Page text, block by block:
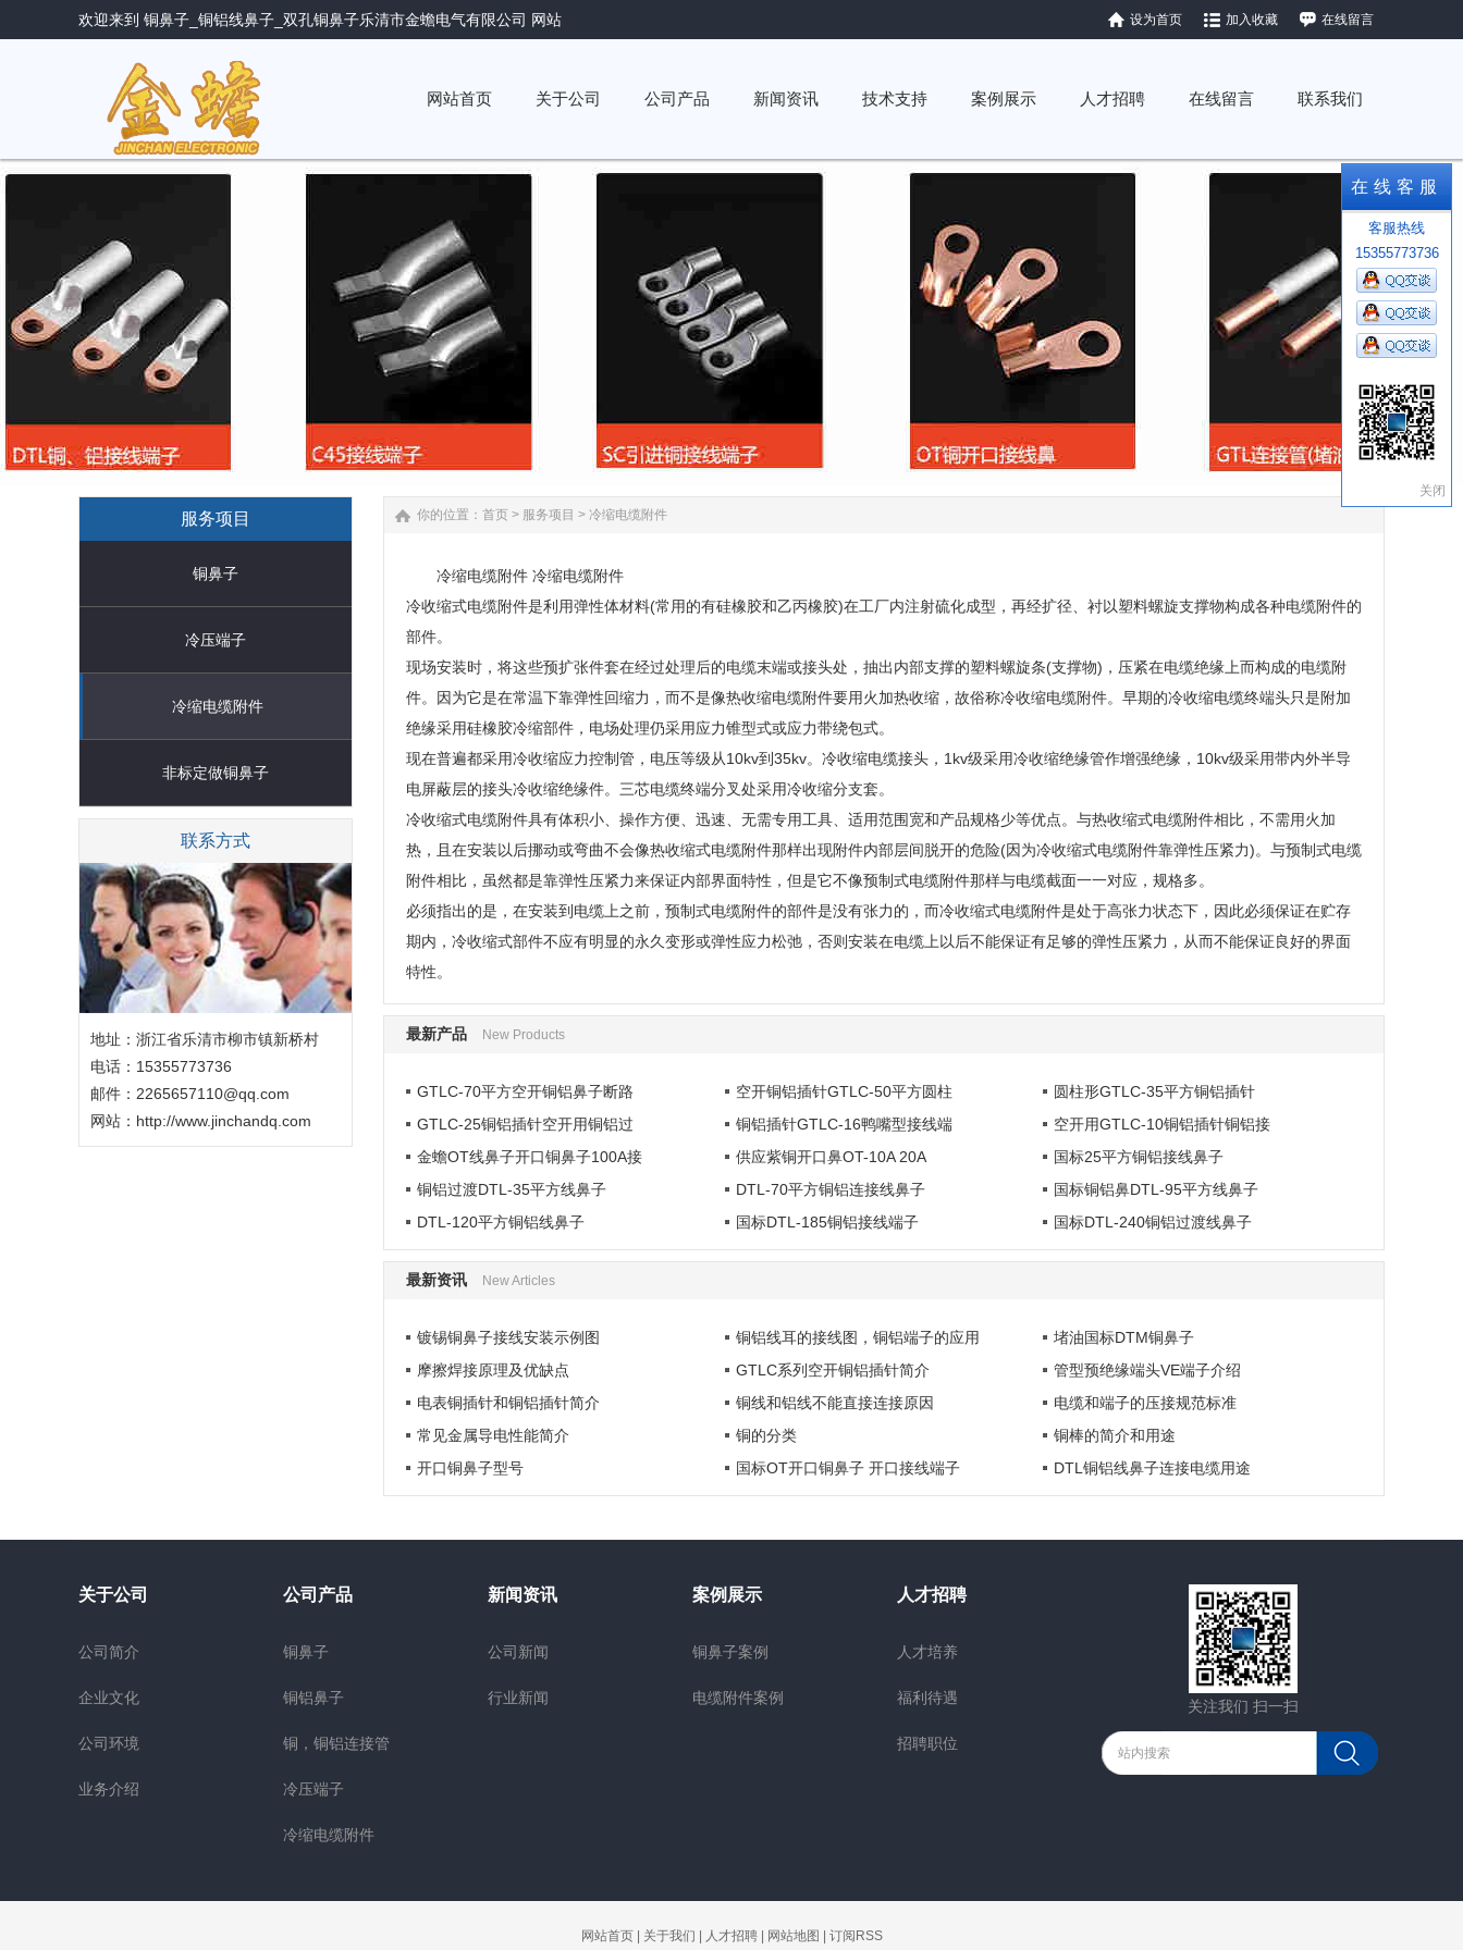
欢迎来到 铜鼻子_铜铝线鼻子_双孔铜鼻子乐清市金蟾电气有限公司 网站 设为首页 加入收藏 在线留言
网站首页 关于公司 公司产品 新闻资讯 技术支持 案例展示 人才招聘 在线留言 联系我们
1
服务项目
铜鼻子
冷压端子
冷缩电缆附件
非标定做铜鼻子
联系方式
地址：浙江省乐清市柳市镇新桥村
电话：15355773736
邮件：2265657110@qq.com
网站： http://www.jinchandq.com
你的位置： 首页 > 服务项目 > 冷缩电缆附件
冷缩电缆附件 冷缩电缆附件
冷收缩式电缆附件是利用弹性体材料(常用的有硅橡胶和乙丙橡胶)在工厂内注射硫化成型，再经扩径、衬以塑料螺旋支撑物构成各种电缆附件的
部件。
现场安装时，将这些预扩张件套在经过处理后的电缆末端或接头处，抽出内部支撑的塑料螺旋条(支撑物)，压紧在电缆绝缘上而构成的电缆附
件。因为它是在常温下靠弹性回缩力，而不是像热收缩电缆附件要用火加热收缩，故俗称冷收缩电缆附件。早期的冷收缩电缆终端头只是附加
绝缘采用硅橡胶冷缩部件，电场处理仍采用应力锥型式或应力带绕包式。
现在普遍都采用冷收缩应力控制管，电压等级从10kv到35kv。冷收缩电缆接头，1kv级采用冷收缩绝缘管作增强绝缘，10kv级采用带内外半导
电屏蔽层的接头冷收缩绝缘件。三芯电缆终端分叉处采用冷收缩分支套。
冷收缩式电缆附件具有体积小、操作方便、迅速、无需专用工具、适用范围宽和产品规格少等优点。与热收缩式电缆附件相比，不需用火加
热，且在安装以后挪动或弯曲不会像热收缩式电缆附件那样出现附件内部层间脱开的危险(因为冷收缩式电缆附件靠弹性压紧力)。与预制式电缆
附件相比，虽然都是靠弹性压紧力来保证内部界面特性，但是它不像预制式电缆附件那样与电缆截面一一对应，规格多。
必须指出的是，在安装到电缆上之前，预制式电缆附件的部件是没有张力的，而冷收缩式电缆附件是处于高张力状态下，因此必须保证在贮存
期内，冷收缩式部件不应有明显的永久变形或弹性应力松弛，否则安装在电缆上以后不能保证有足够的弹性压紧力，从而不能保证良好的界面
特性。
最新产品 New Products
GTLC-70平方空开铜铝鼻子断路 空开铜铝插针GTLC-50平方圆柱
圆柱形GTLC-35平方铜铝插针
GTLC-25铜铝插针空开用铜铝过
铜铝插针GTLC-16鸭嘴型接线端
空开用GTLC-10铜铝插针铜铝接
金蟾OT线鼻子开口铜鼻子100A接
供应紫铜开口鼻OT-10A 20A
国标25平方铜铝接线鼻子
铜铝过渡DTL-35平方线鼻子
DTL-70平方铜铝连接线鼻子
国标铜铝鼻DTL-95平方线鼻子
DTL-120平方铜铝线鼻子
国标DTL-185铜铝接线端子 国标DTL-240铜铝过渡线鼻子
最新资讯 New Articles
镀锡铜鼻子接线安装示例图 铜铝线耳的接线图，铜铝端子的应用
堵油国标DTM铜鼻子
摩擦焊接原理及优缺点
GTLC系列空开铜铝插针简介
管型预绝缘端头VE端子介绍
电表铜插针和铜铝插针简介
铜线和铝线不能直接连接原因
电缆和端子的压接规范标准
常见金属导电性能简介
铜的分类
铜棒的简介和用途
开口铜鼻子型号
国标OT开口铜鼻子 开口接线端子 DTL铜铝线鼻子连接电缆用途
关注我们 扫一扫
关于公司
公司简介
企业文化
公司环境
业务介绍
公司产品
铜鼻子
铜铝鼻子
铜，铜铝连接管
冷压端子
冷缩电缆附件
新闻资讯
公司新闻
行业新闻
案例展示
铜鼻子案例
电缆附件案例
人才招聘
人才培养
福利待遇
招聘职位
网站首页| 关于我们 人才招聘| 网站地图 订阅RSS
在线客服
客服热线
15355773736
关闭